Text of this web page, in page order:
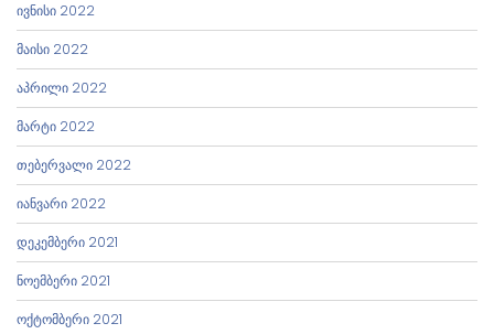
ივნისი 2022
მაისი 2022
აპრილი 2022
მარტი 2022
თებერვალი 2022
იანვარი 2022
დეკემბერი 2021
ნოემბერი 2021
ოქტომბერი 2021